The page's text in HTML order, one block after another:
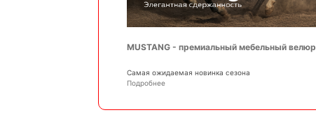
MUSTANG - премиальный мебельный велюр
Самая ожидаемая новинка сезона
Подробнее